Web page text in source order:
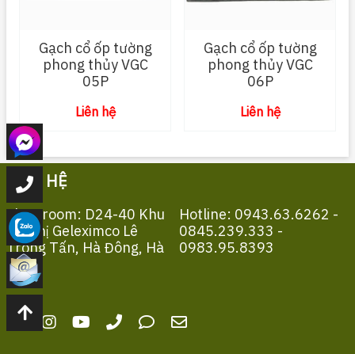
Gạch cổ ốp tường
phong thủy VGC
05P
Liên hệ
Gạch cổ ốp tường
phong thủy VGC
06P
Liên hệ
LIÊN HỆ
Showroom: D24-40 Khu
Đô Thị Geleximco Lê
Trọng Tấn, Hà Đông, Hà
Nội
Hotline: 0943.63.6262 -
0845.239.333 -
0983.95.8393